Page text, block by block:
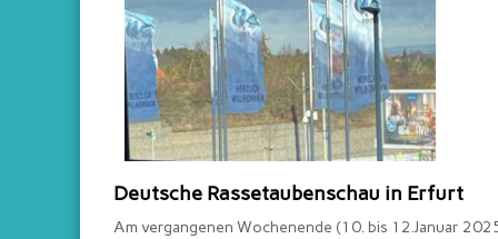
Deutsche Rassetaubenschau in Erfurt
Am vergangenen Wochenende (10. bis 12.Januar